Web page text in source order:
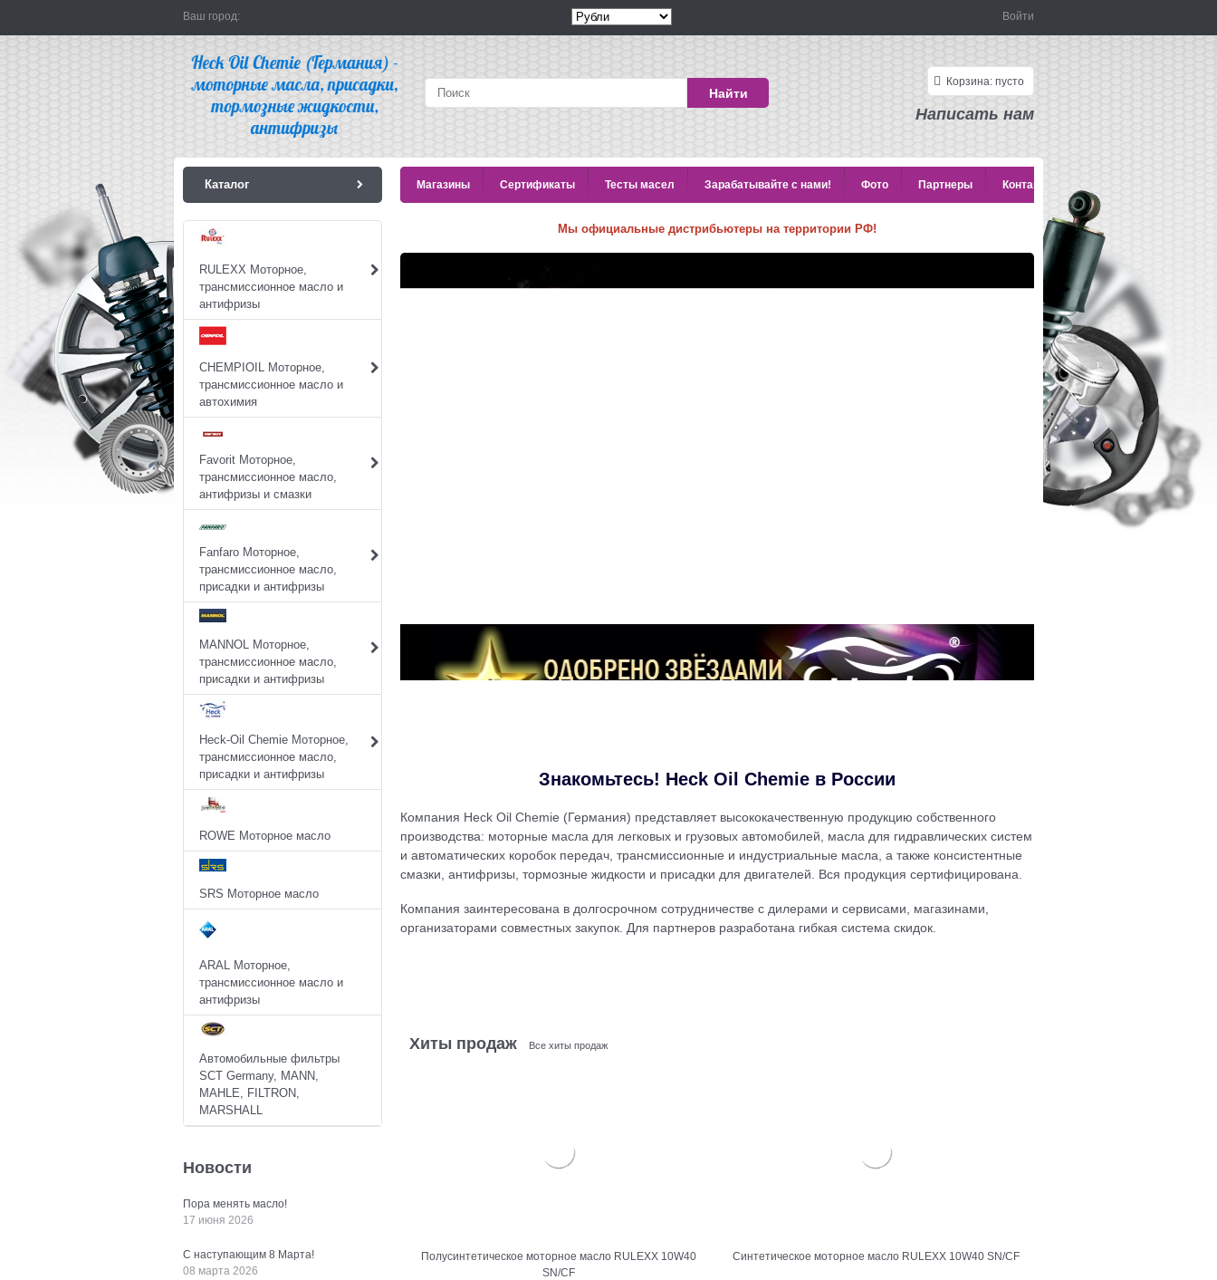
Ваш город: Войти
Найти
Корзина: пусто
Написать нам
Каталог Магазины Сертификаты Тесты масел Зарабатывайте с нами! Фото Партнеры Контакты
RULEXX Моторное,
трансмиссионное масло и
антифризы
CHEMPIOIL Моторное,
трансмиссионное масло и
автохимия
Favorit Моторное,
трансмиссионное масло,
антифризы и смазки
Fanfaro Моторное,
трансмиссионное масло,
присадки и антифризы
MANNOL Моторное,
трансмиссионное масло,
присадки и антифризы
Heck-Oil Chemie Моторное,
трансмиссионное масло,
присадки и антифризы
ROWE Моторное масло
SRS Моторное масло
ARAL Моторное,
трансмиссионное масло и
антифризы
Автомобильные фильтры
SCT Germany, MANN,
MAHLE, FILTRON,
MARSHALL
Новости
Пора менять масло!
17 июня 2026
С наступающим 8 Марта!
08 марта 2026
Мы официальные дистрибьютеры на территории РФ!
Знакомьтесь! Heck Oil Chemie в России
Компания Heck Oil Chemie (Германия) представляет высококачественную продукцию собственного
производства: моторные масла для легковых и грузовых автомобилей, масла для гидравлических систем
и автоматических коробок передач, трансмиссионные и индустриальные масла, а также консистентные
смазки, антифризы, тормозные жидкости и присадки для двигателей. Вся продукция сертифицирована.
Компания заинтересована в долгосрочном сотрудничестве с дилерами и сервисами, магазинами,
организаторами совместных закупок. Для партнеров разработана гибкая система скидок.
Хиты продаж Все хиты продаж
Полусинтетическое моторное масло RULEXX 10W40
SN/CF
Синтетическое моторное масло RULEXX 10W40 SN/CF